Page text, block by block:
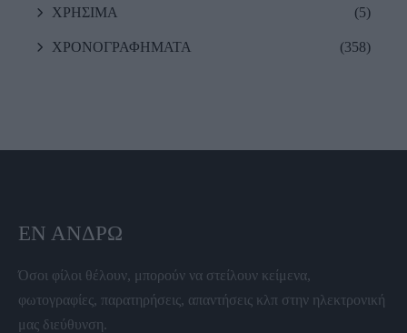
ΧΡΗΣΙΜΑ (5)
ΧΡΟΝΟΓΡΑΦΗΜΑΤΑ (358)
ΕΝ ΆΝΔΡΩ
Όσοι φίλοι θέλουν, μπορούν να στείλουν κείμενα,
φωτογραφίες, παρατηρήσεις, απαντήσεις κλπ στην ηλεκτρονική
μας διεύθυνση.